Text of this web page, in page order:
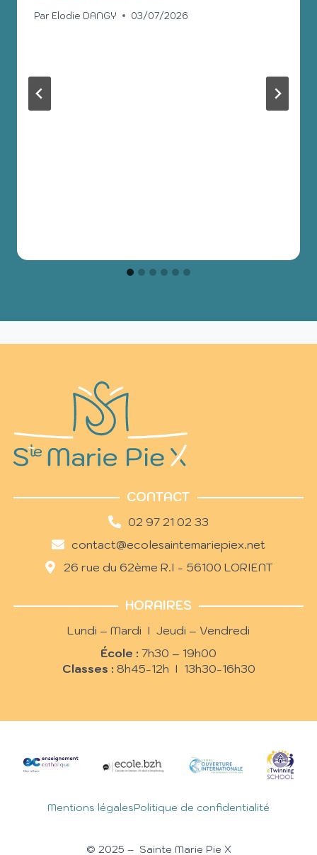
Par Elodie DANGY 03/07/2026
CONTACT
02 97 21 02 33
contact@ecolesaintemariepiex.net
26 rue du 62ème R.I - 56100 LORIENT
HORAIRES
Lundi – Mardi I Jeudi – Vendredi
École : 7h30 – 19h00
Classes : 8h45-12h I 13h30-16h30
Mentions légalesPolitique de confidentialité
© 2025 – Sainte Marie Pie X